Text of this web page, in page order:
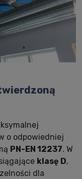
o odpowiedniej
PN-EN 12237. W
klasę D,
dla